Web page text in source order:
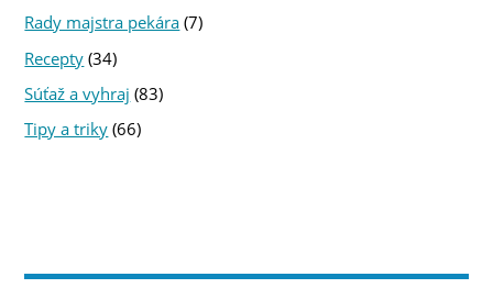
Rady majstra pekára (7)
Recepty (34)
Súťaž a vyhraj (83)
Tipy a triky (66)